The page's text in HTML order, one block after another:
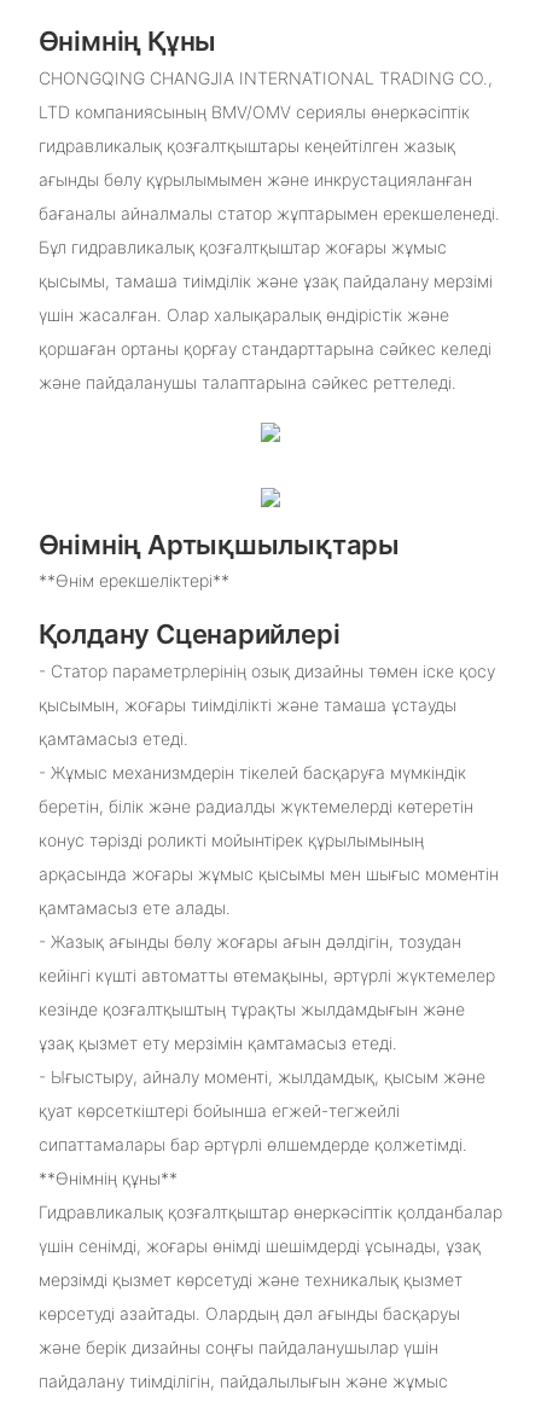
Өнімнің Құны
CHONGQING CHANGJIA INTERNATIONAL TRADING CO.,
LTD компаниясының BMV/OMV сериялы өнеркәсіптік
гидравликалық қозғалтқыштары кеңейтілген жазық
ағынды бөлу құрылымымен және инкрустацияланған
бағаналы айналмалы статор жұптарымен ерекшеленеді.
Бұл гидравликалық қозғалтқыштар жоғары жұмыс
қысымы, тамаша тиімділік және ұзақ пайдалану мерзімі
үшін жасалған. Олар халықаралық өндірістік және
қоршаған ортаны қорғау стандарттарына сәйкес келеді
және пайдаланушы талаптарына сәйкес реттеледі.
Өнімнің Артықшылықтары
**Өнім ерекшеліктері**
Қолдану Сценарийлері
- Статор параметрлерінің озық дизайны төмен іске қосу
қысымын, жоғары тиімділікті және тамаша ұстауды
қамтамасыз етеді.
- Жұмыс механизмдерін тікелей басқаруға мүмкіндік
беретін, білік және радиалды жүктемелерді көтеретін
конус тәрізді роликті мойынтірек құрылымының
арқасында жоғары жұмыс қысымы мен шығыс моментін
қамтамасыз ете алады.
- Жазық ағынды бөлу жоғары ағын дәлдігін, тозудан
кейінгі күшті автоматты өтемақыны, әртүрлі жүктемелер
кезінде қозғалтқыштың тұрақты жылдамдығын және
ұзақ қызмет ету мерзімін қамтамасыз етеді.
- Ығыстыру, айналу моменті, жылдамдық, қысым және
қуат көрсеткіштері бойынша егжей-тегжейлі
сипаттамалары бар әртүрлі өлшемдерде қолжетімді.
**Өнімнің құны**
Гидравликалық қозғалтқыштар өнеркәсіптік қолданбалар
үшін сенімді, жоғары өнімді шешімдерді ұсынады, ұзақ
мерзімді қызмет көрсетуді және техникалық қызмет
көрсетуді азайтады. Олардың дәл ағынды басқаруы
және берік дизайны соңғы пайдаланушылар үшін
пайдалану тиімділігін, пайдалылығын және жұмыс